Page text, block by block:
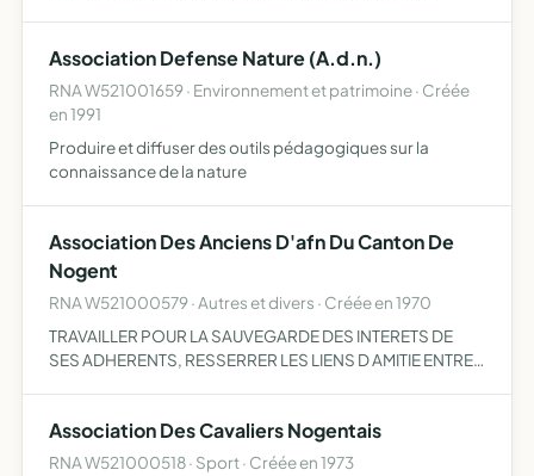
PERSONNES DE MATERIEL ET DE FINANCES
Association Defense Nature (A.d.n.)
RNA W521001659 · Environnement et patrimoine · Créée
en 1991
Produire et diffuser des outils pédagogiques sur la
connaissance de la nature
Association Des Anciens D'afn Du Canton De
Nogent
RNA W521000579 · Autres et divers · Créée en 1970
TRAVAILLER POUR LA SAUVEGARDE DES INTERETS DE
SES ADHERENTS, RESSERRER LES LIENS D AMITIE ENTRE
COMBATTANT, ORGANISER ET PARTICIPE…
Association Des Cavaliers Nogentais
RNA W521000518 · Sport · Créée en 1973